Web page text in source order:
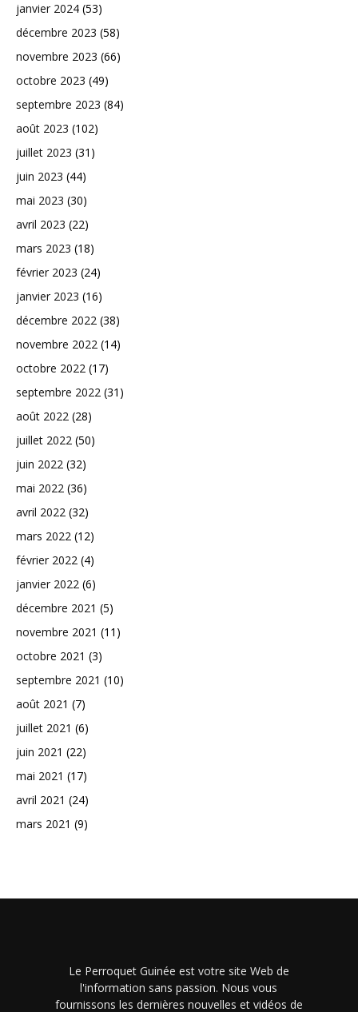
janvier 2024 (53)
décembre 2023 (58)
novembre 2023 (66)
octobre 2023 (49)
septembre 2023 (84)
août 2023 (102)
juillet 2023 (31)
juin 2023 (44)
mai 2023 (30)
avril 2023 (22)
mars 2023 (18)
février 2023 (24)
janvier 2023 (16)
décembre 2022 (38)
novembre 2022 (14)
octobre 2022 (17)
septembre 2022 (31)
août 2022 (28)
juillet 2022 (50)
juin 2022 (32)
mai 2022 (36)
avril 2022 (32)
mars 2022 (12)
février 2022 (4)
janvier 2022 (6)
décembre 2021 (5)
novembre 2021 (11)
octobre 2021 (3)
septembre 2021 (10)
août 2021 (7)
juillet 2021 (6)
juin 2021 (22)
mai 2021 (17)
avril 2021 (24)
mars 2021 (9)
Le Perroquet Guinée est votre site Web de
l'information sans passion. Nous vous
fournissons les dernières nouvelles et vidéos de